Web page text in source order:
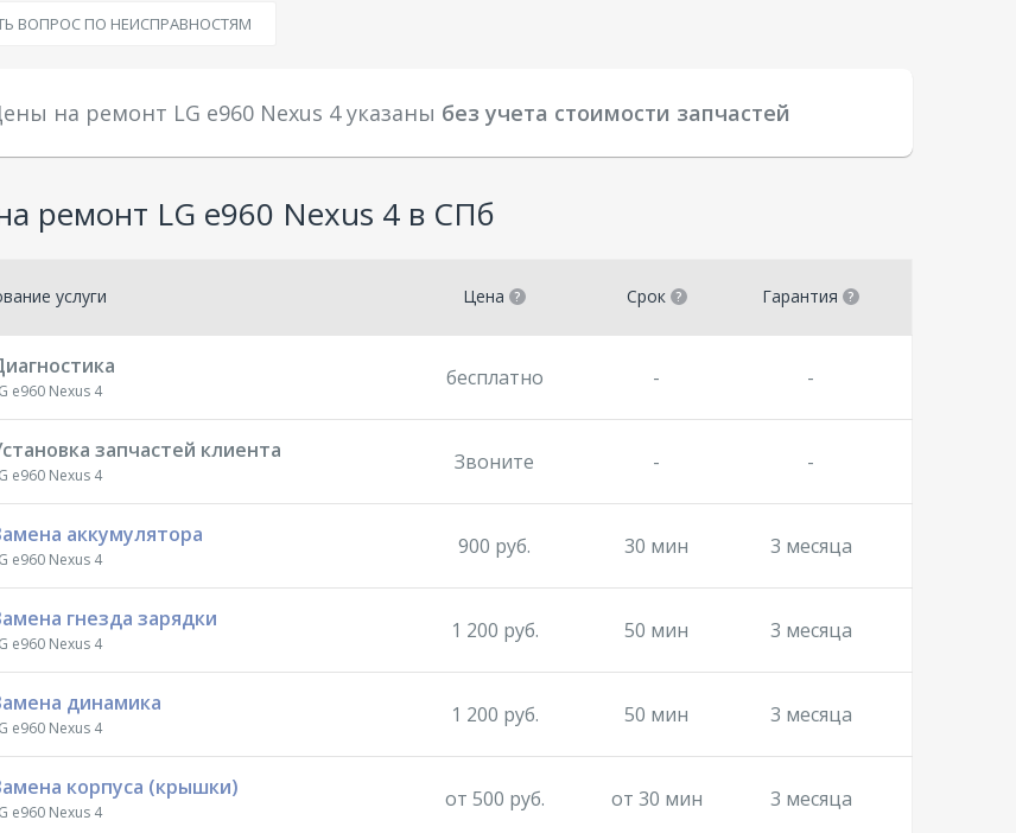
ВОПРОС ПО НЕИСПРАВНОСТЯМ
на ремонт LG e960 Nexus 4 указаны без учета стоимости запчастей
ремонт LG e960 Nexus 4 в СПб
услуги Цена Срок Гарантия
e960 Nexus 4
бесплатно - -
запчастей клиента
e960 Nexus 4
Звоните - -
аккумулятора
e960 Nexus 4
900 руб. 30 мин 3 месяца
гнезда зарядки
e960 Nexus 4
1 200 руб. 50 мин 3 месяца
динамика
e960 Nexus 4
1 200 руб. 50 мин 3 месяца
корпуса (крышки)
e960 Nexus 4
от 500 руб. от 30 мин 3 месяца